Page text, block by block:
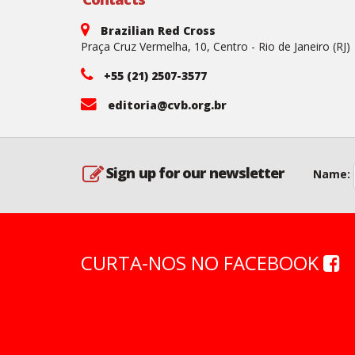
Brazilian Red Cross
Praça Cruz Vermelha, 10, Centro - Rio de Janeiro (RJ)
+55 (21) 2507-3577
editoria@cvb.org.br
Sign up for our newsletter Name:
CURTA-NOS NO FACEBOOK